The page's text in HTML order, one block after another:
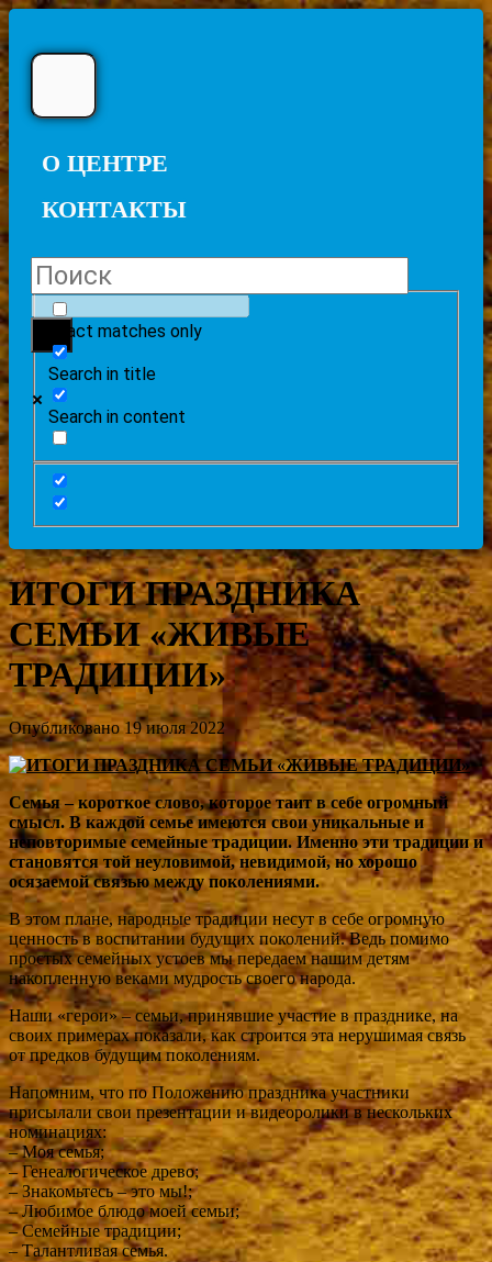
О ЦЕНТРЕ
КОНТАКТЫ
Exact matches only
Search in title
Search in content
ИТОГИ ПРАЗДНИКА
СЕМЬИ «ЖИВЫЕ
ТРАДИЦИИ»
Опубликовано 19 июля 2022
Семья – короткое слово, которое таит в себе огромный
смысл. В каждой семье имеются свои уникальные и
неповторимые семейные традиции. Именно эти традиции и
становятся той неуловимой, невидимой, но хорошо
осязаемой связью между поколениями.
В этом плане, народные традиции несут в себе огромную
ценность в воспитании будущих поколений. Ведь помимо
простых семейных устоев мы передаем нашим детям
накопленную веками мудрость своего народа.
Наши «герои» – семьи, принявшие участие в празднике, на
своих примерах показали, как строится эта нерушимая связь
от предков будущим поколениям.
Напомним, что по Положению праздника участники
присылали свои презентации и видеоролики в нескольких
номинациях:
– Моя семья;
– Генеалогическое древо;
– Знакомьтесь – это мы!;
– Любимое блюдо моей семьи;
– Семейные традиции;
– Талантливая семья.